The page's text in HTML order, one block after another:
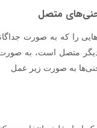
متصل
را که به صورت
متصل است، به صورت
به صورت زیر عمل